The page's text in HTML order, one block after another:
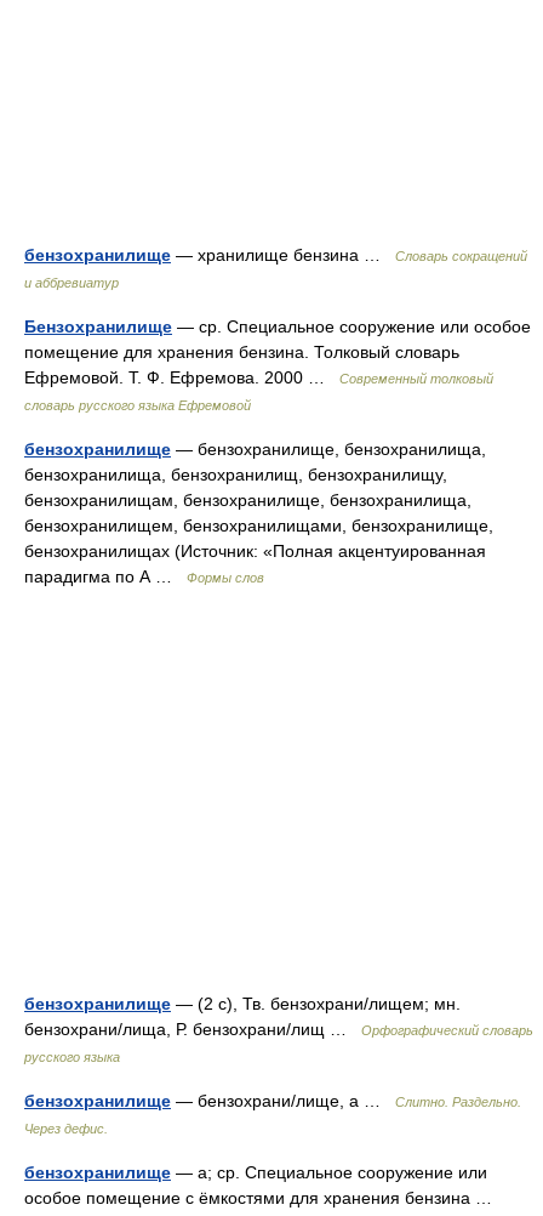
бензохранилище — хранилище бензина …
Словарь сокращений
и аббревиатур
Бензохранилище — ср. Специальное сооружение или особое
помещение для хранения бензина. Толковый словарь
Ефремовой. Т. Ф. Ефремова. 2000 …
Современный толковый
словарь русского языка Ефремовой
бензохранилище — бензохранилище, бензохранилища,
бензохранилища, бензохранилищ, бензохранилищу,
бензохранилищам, бензохранилище, бензохранилища,
бензохранилищем, бензохранилищами, бензохранилище,
бензохранилищах (Источник: «Полная акцентуированная
парадигма по А …
Формы слов
бензохранилище — (2 с), Тв. бензохрани/лищем; мн.
бензохрани/лища, Р. бензохрани/лищ …
Орфографический словарь
русского языка
бензохранилище — бензохрани/лище, а …
Слитно. Раздельно.
Через дефис.
бензохранилище — а; ср. Специальное сооружение или
особое помещение с ёмкостями для хранения бензина …